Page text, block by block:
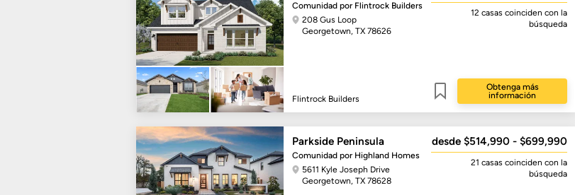
Comunidad por Flintrock Builders
208 Gus Loop
Georgetown, TX 78626
Flintrock Builders
12 casascoinciden con la
búsqueda
Guardar
Obtenga más
información
Parkside Peninsula
Comunidad por Highland Homes
5611 Kyle Joseph Drive
Georgetown, TX 78628
desde $514,990 - $699,990
21 casascoinciden con la
búsqueda